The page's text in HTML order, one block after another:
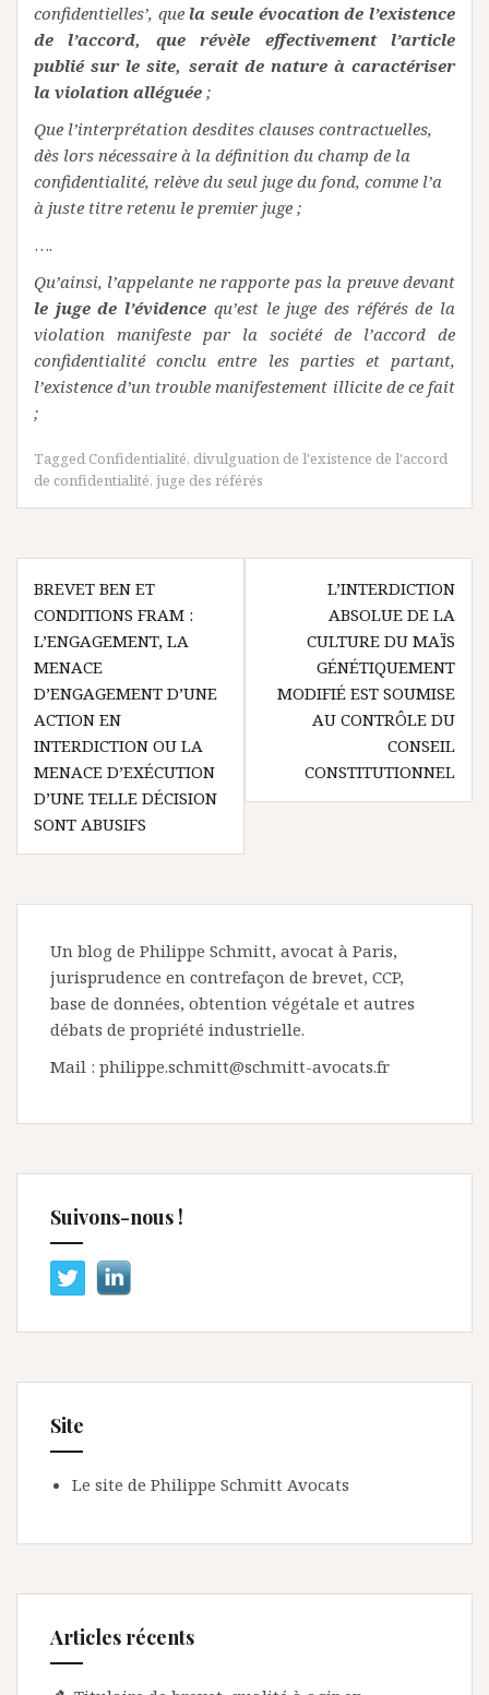
confidentielles’, quela seule évocation de l’existence
de l’accord, que révèle effectivement l’article
publié sur le site, serait de nature à caractériser
la violation alléguée ;
Que l’interprétation desdites clauses contractuelles,
dès lors nécessaire à la définition du champ de la
confidentialité, relève du seul juge du fond, comme l’a
à juste titre retenu le premier juge ;
….
Qu’ainsi, l’appelante ne rapporte pas la preuve devant
le juge de l’évidence qu’est le juge des référés de la
violation manifeste par la société de l’accord de
confidentialité conclu entre les parties et partant,
l’existence d’un trouble manifestement illicite de ce fait
;
Tagged Confidentialité, divulguation de l'existence de l'accord
de confidentialité, juge des référés
Navigation
de
l’article
BREVET BEN ET
CONDITIONS FRAM :
L’ENGAGEMENT, LA
MENACE
D’ENGAGEMENT D’UNE
ACTION EN
INTERDICTION OU LA
MENACE D’EXÉCUTION
D’UNE TELLE DÉCISION
SONT ABUSIFS
L’INTERDICTION
ABSOLUE DE LA
CULTURE DU MAÏS
GÉNÉTIQUEMENT
MODIFIÉ EST SOUMISE
AU CONTRÔLE DU
CONSEIL
CONSTITUTIONNEL
Un blog de Philippe Schmitt, avocat à Paris,
jurisprudence en contrefaçon de brevet, CCP,
base de données, obtention végétale et autres
débats de propriété industrielle.
Mail : philippe.schmitt@schmitt-avocats.fr
Suivons-nous !
Site
Le site de Philippe Schmitt Avocats
Articles récents